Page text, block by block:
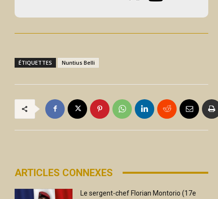
ÉTIQUETTES Nuntius Belli
ARTICLES CONNEXES
Le sergent-chef Florian Montorio (17e